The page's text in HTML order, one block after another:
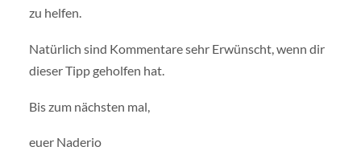
zu helfen.
Natürlich sind Kommentare sehr Erwünscht, wenn dir
dieser Tipp geholfen hat.
Bis zum nächsten mal,
euer Naderio